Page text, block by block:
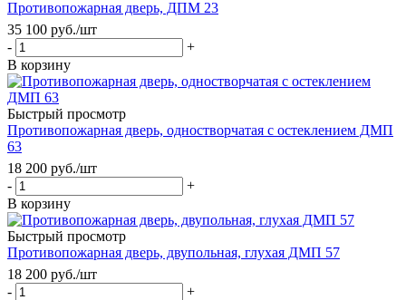
Противопожарная дверь, ДПМ 23
35 100 руб./шт
-
+
В корзину
Быстрый просмотр
Противопожарная дверь, одностворчатая с остеклением ДМП
63
18 200 руб./шт
-
+
В корзину
Быстрый просмотр
Противопожарная дверь, двупольная, глухая ДМП 57
18 200 руб./шт
-
+